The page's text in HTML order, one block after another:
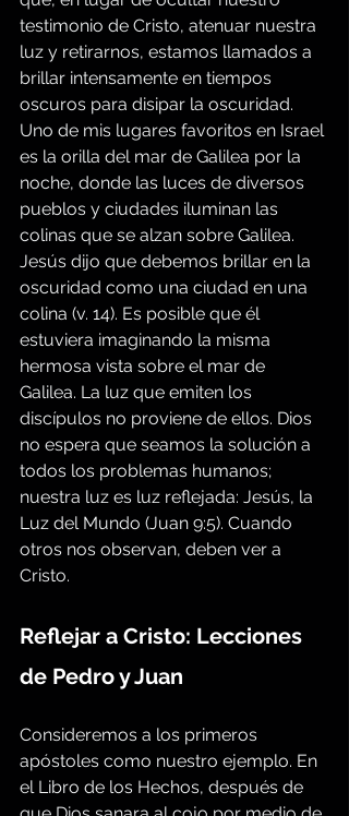
testimonio de Cristo, atenuar nuestra
luz y retirarnos, estamos llamados a
brillar intensamente en tiempos
oscuros para disipar la oscuridad.
Uno de mis lugares favoritos en Israel
es la orilla del mar de Galilea por la
noche, donde las luces de diversos
pueblos y ciudades iluminan las
colinas que se alzan sobre Galilea.
Jesús dijo que debemos brillar en la
oscuridad como una ciudad en una
colina (v. 14). Es posible que él
estuviera imaginando la misma
hermosa vista sobre el mar de
Galilea. La luz que emiten los
discípulos no proviene de ellos. Dios
no espera que seamos la solución a
todos los problemas humanos;
nuestra luz es luz reflejada: Jesús, la
Luz del Mundo (Juan 9:5). Cuando
otros nos observan, deben ver a
Cristo.
Reflejar a Cristo: Lecciones
de Pedro y Juan
Consideremos a los primeros
apóstoles como nuestro ejemplo. En
el Libro de los Hechos, después de